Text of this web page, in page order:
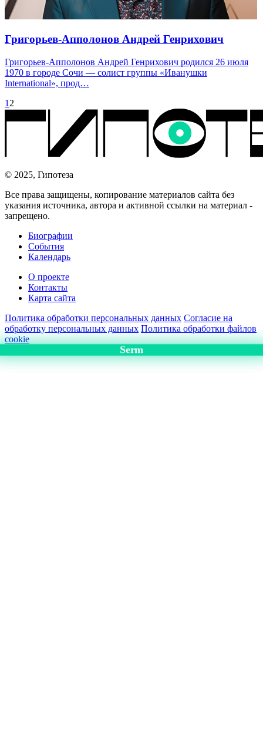
Григорьев-Апполонов Андрей Генрихович
Григорьев-Апполонов Андрей Генрихович родился 26 июля
1970 в городе Сочи — солист группы «Иванушки
International», прод…
1 2
© 2025, Гипотеза
Все права защищены, копирование материалов сайта без
указания источника, автора и активной ссылки на материал -
запрещено.
Биографии
События
Календарь
О проекте
Контакты
Карта сайта
Политика обработки персональных данных Согласие на
обработку персональных данных Политика обработки файлов
cookie
Serm